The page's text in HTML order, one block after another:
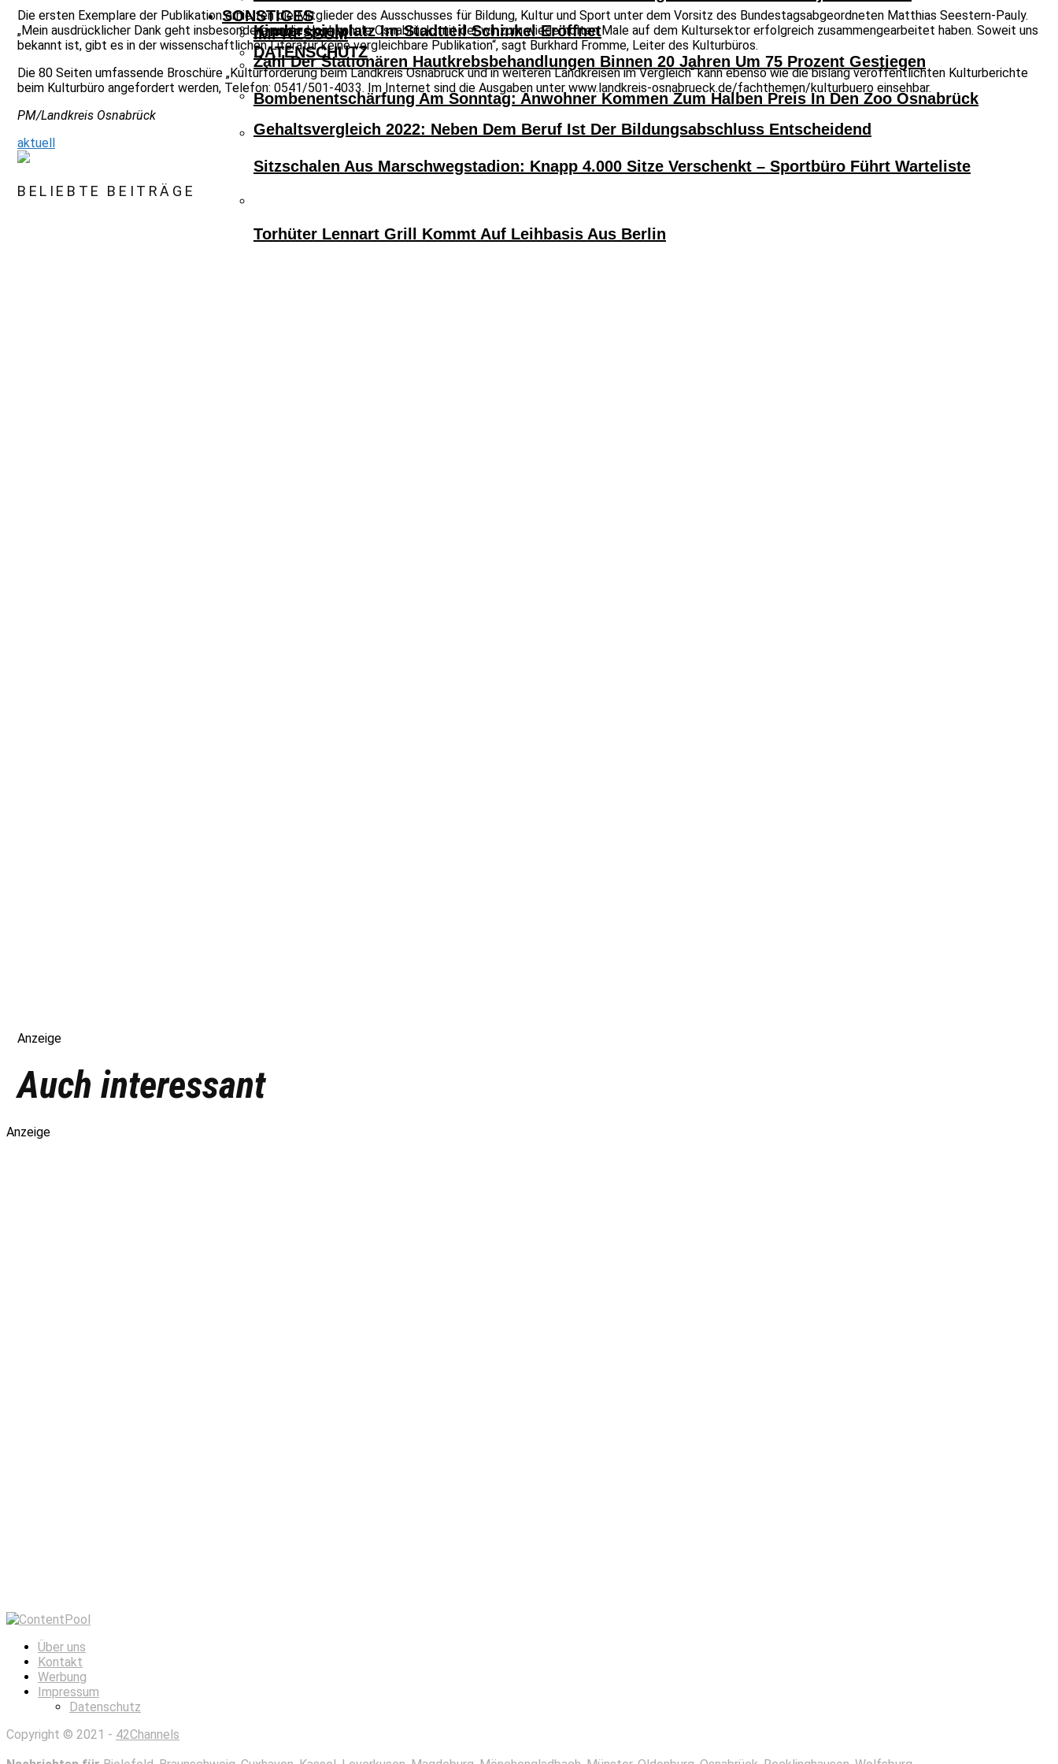
Zahl Der Stationären Hautkrebsbehandlungen Binnen 20 Jahren Um 75 Prozent Gestiegen
Gehaltsvergleich 2022: Neben Dem Beruf Ist Der Bildungsabschluss Entscheidend
Kinderspielplatz Im Stadtteil Schinkel Eröffnet
Bombenentschärfung Am Sonntag: Anwohner Kommen Zum Halben Preis In Den Zoo Osnabrück
Sitzschalen Aus Marschwegstadion: Knapp 4.000 Sitze Verschenkt – Sportbüro Führt Warteliste
Torhüter Lennart Grill Kommt Auf Leihbasis Aus Berlin
SONSTIGES
IMPRESSUM
DATENSCHUTZ
Die ersten Exemplare der Publikation erhielten die Mitglieder des Ausschusses für Bildung, Kultur und Sport unter dem Vorsitz des Bundestagsabgeordneten Matthias Seestern-Pauly.
„Mein ausdrücklicher Dank geht insbesondere an die Hochschule Osnabrück, mit der wir zum wiederholten Male auf dem Kultursektor erfolgreich zusammengearbeitet haben. Soweit uns
bekannt ist, gibt es in der wissenschaftlichen Literatur keine vergleichbare Publikation“, sagt Burkhard Fromme, Leiter des Kulturbüros.
Die 80 Seiten umfassende Broschüre „Kulturförderung beim Landkreis Osnabrück und in weiteren Landkreisen im Vergleich“ kann ebenso wie die bislang veröffentlichten Kulturberichte
beim Kulturbüro angefordert werden, Telefon: 0541/501-4033. Im Internet sind die Ausgaben unter www.landkreis-osnabrueck.de/fachthemen/kulturbuero einsehbar.
PM/Landkreis Osnabrück
aktuell
BELIEBTE BEITRÄGE
Anzeige
Auch interessant
Anzeige
Über uns
Kontakt
Werbung
Impressum
Datenschutz
Copyright © 2021 - 42Channels